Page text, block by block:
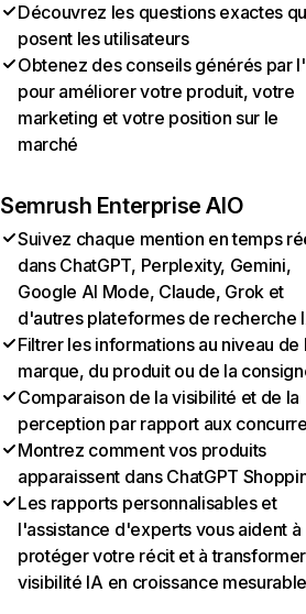
Découvrez les questions exactes
posent les utilisateurs
Obtenez des conseils générés par
pour améliorer votre produit, votre
marketing et votre position sur le
marché
Semrush Enterprise AIO
Suivez chaque mention en temps
dans ChatGPT, Perplexity, Gemini,
Google AI Mode, Claude, Grok et
d'autres plateformes de recherche
Filtrer les informations au niveau de
marque, du produit ou de la
Comparaison de la visibilité et de la
perception par rapport aux
Montrez comment vos produits
apparaissent dans ChatGPT
Les rapports personnalisables et
l'assistance d'experts vous aident à
protéger votre récit et à
visibilité IA en croissance